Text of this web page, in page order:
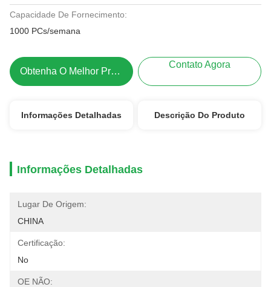
Capacidade De Fornecimento:
1000 PCs/semana
Obtenha O Melhor Preço
Contato Agora
Informações Detalhadas Descrição Do Produto
Informações Detalhadas
Lugar De Origem:
CHINA
Certificação:
No
OE NÃO: